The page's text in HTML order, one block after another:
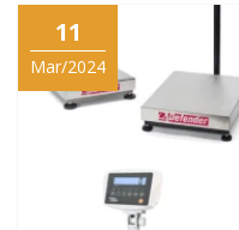
11
Mar/2024